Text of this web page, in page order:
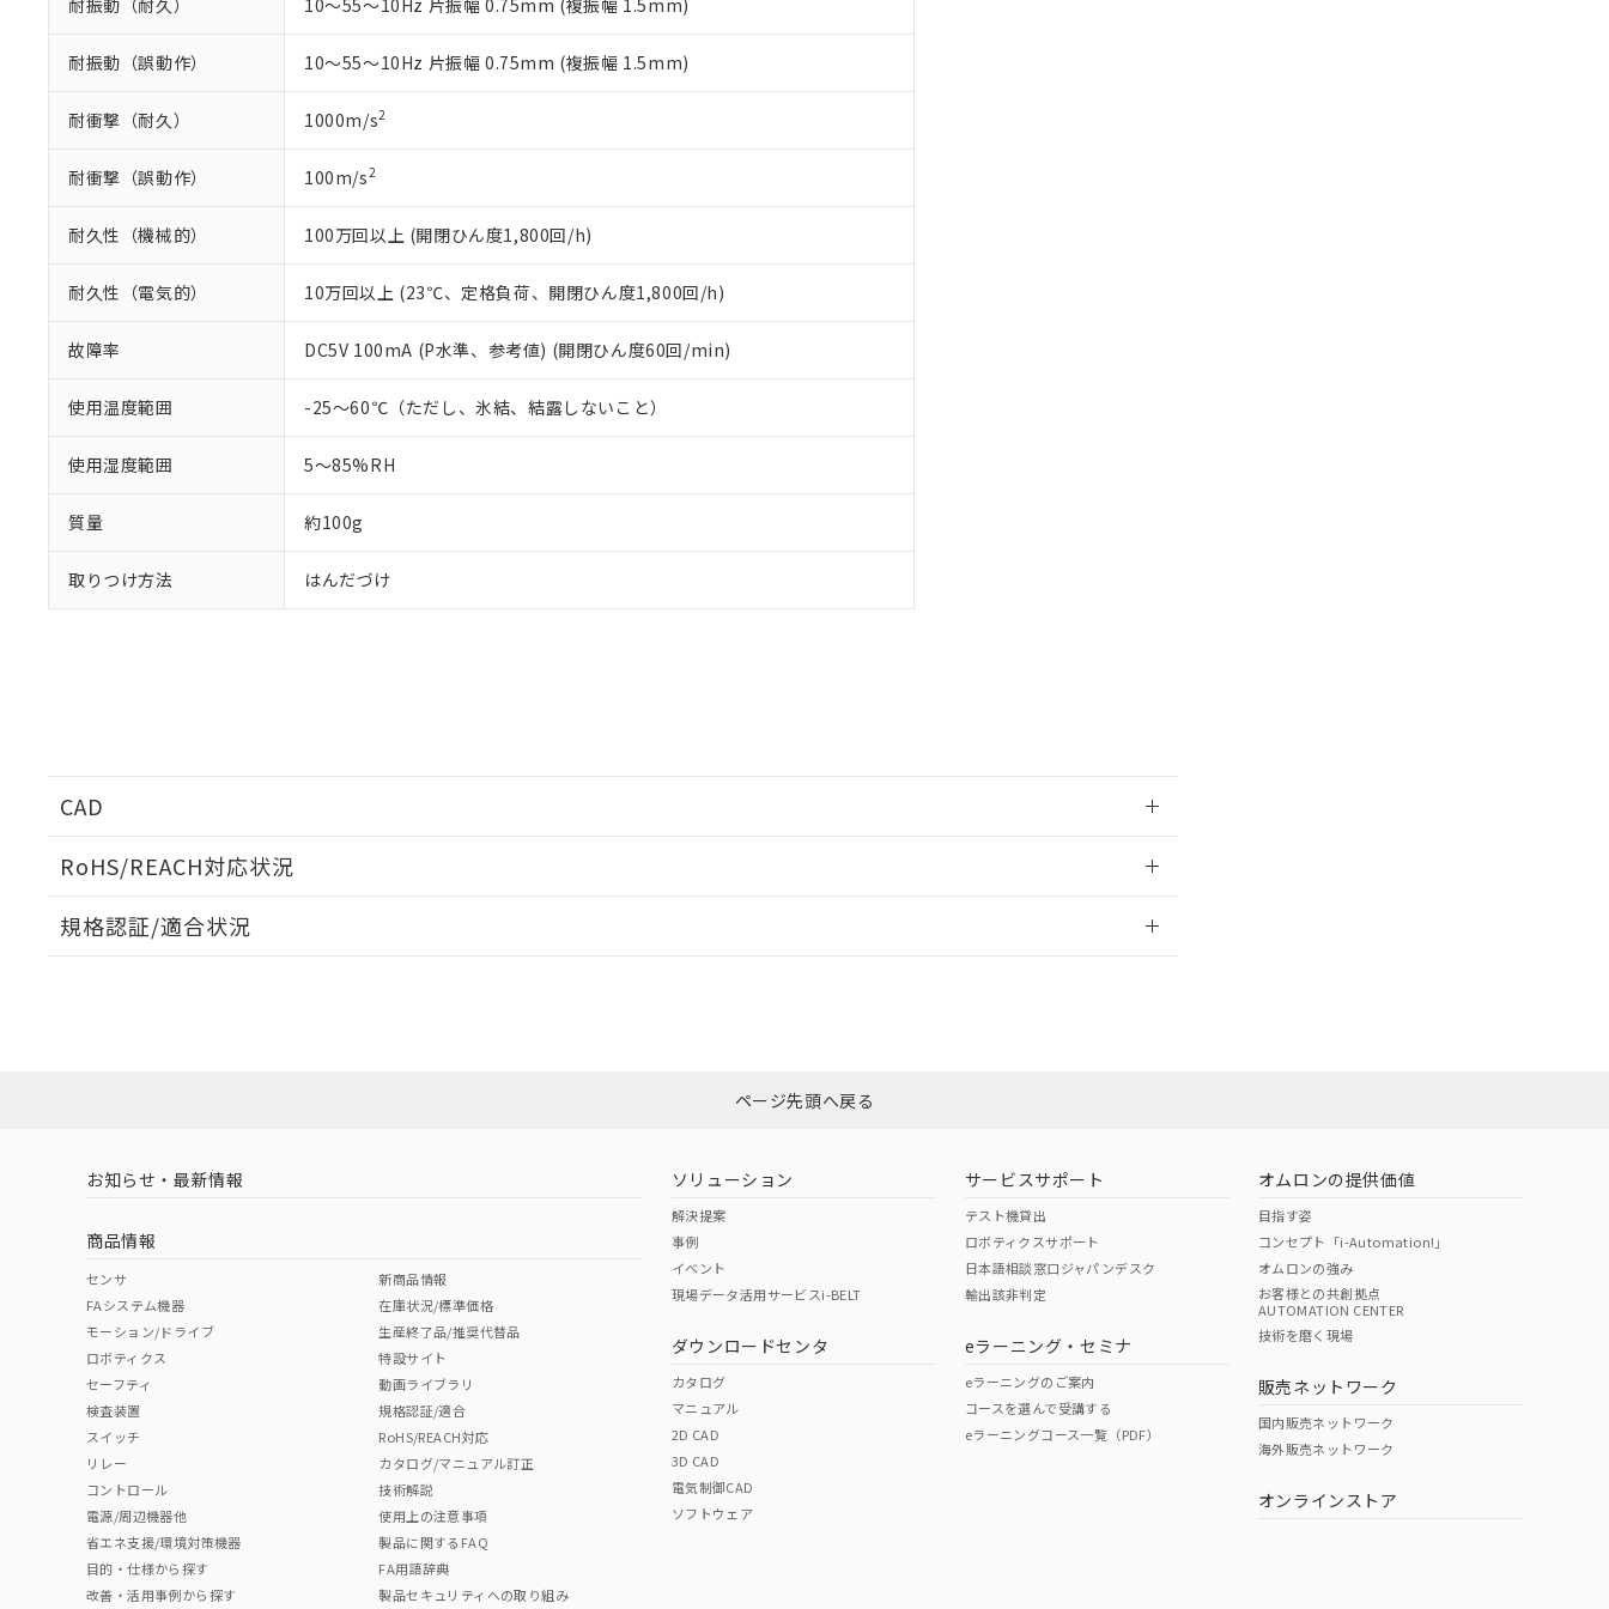
耐振動（耐久） 10～55～10Hz 片振幅 0.75mm (複振幅 1.5mm)
耐振動（誤動作） 10～55～10Hz 片振幅 0.75mm (複振幅 1.5mm)
耐衝撃（耐久） 1000m/s2
耐衝撃（誤動作） 100m/s2
耐久性（機械的） 100万回以上 (開閉ひん度1,800回/h)
耐久性（電気的） 10万回以上 (23℃、定格負荷、開閉ひん度1,800回/h)
故障率 DC5V 100mA (P水準、参考値) (開閉ひん度60回/min)
使用温度範囲 -25～60℃（ただし、氷結、結露しないこと）
使用湿度範囲 5～85%RH
質量 約100g
取りつけ方法 はんだづけ
CAD
RoHS/REACH対応状況
EU RoHS 注意事項・凡例
ダウンロードはこちら
中国 RoHS 注意事項・凡例
中国 RoHS表
Pb Hg Cr(VI)
O O
"対応済み"や非含有の記載がされた商品であっても、流通在庫等で未対応品が混在する可能性があります。
非含有品が必要な際は、弊社営業部門もしくは販売店へお問い合わせください。
規格認証/適合状況
り割愛しております。
ページ先頭へ戻る
お知らせ・最新情報
商品情報
センサ
FAシステム機器
モーション/ドライブ
ロボティクス
セーフティ
検査装置
スイッチ
リレー
コントロール
電源/周辺機器他
省エネ支援/環境対策機器
目的・仕様から探す
改善・活用事例から探す
新商品情報
在庫状況/標準価格
生産終了品/推奨代替品
特設サイト
動画ライブラリ
規格認証/適合
RoHS/REACH対応
カタログ/マニュアル訂正
技術解説
使用上の注意事項
製品に関するFAQ
FA用語辞典
製品セキュリティへの取り組み
ソリューション
解決提案
事例
イベント
現場データ活用サービスi-BELT
ダウンロードセンタ
カタログ
マニュアル
2D CAD
3D CAD
電気制御CAD
ソフトウェア
サービスサポート
テスト機貸出
ロボティクスサポート
日本語相談窓口ジャパンデスク
輸出該非判定
eラーニング・セミナ
eラーニングのご案内
コースを選んで受講する
eラーニングコース一覧（PDF）
オムロンの提供価値
目指す姿
コンセプト「i-Automation!」
オムロンの強み
お客様との共創拠点
AUTOMATION CENTER
技術を磨く現場
販売ネットワーク
国内販売ネットワーク
海外販売ネットワーク
オンラインストア